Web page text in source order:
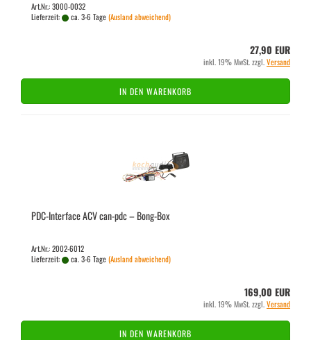
Art.Nr.: 3000-0032
Lieferzeit:
ca. 3-6 Tage(Ausland abweichend)
27,90 EUR
inkl. 19% MwSt. zzgl.Versand
IN DEN WARENKORB
PDC-​In­ter­face ACV can-​pdc – Bong-​Box
Art.Nr.: 2002-6012
Lieferzeit:
ca. 3-6 Tage(Ausland abweichend)
169,00 EUR
inkl. 19% MwSt. zzgl.Versand
IN DEN WARENKORB